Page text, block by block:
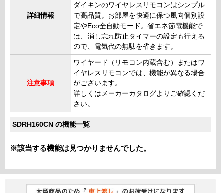
詳細情報
ダイキンのワイヤレスリモコンはシンプル
で高品質。お部屋を快適に保つ風向個別設
定やEco全自動モード。省エネ節電機能で
は、消し忘れ防止タイマーの設定も行える
ので、電気代の無駄を省きます。
注意事項
ワイヤード（リモコン内蔵含む）またはワ
イヤレスリモコンでは、機能が異なる場合
がございます。
詳しくはメーカーカタログよりご確認くだ
さい。
SDRH160CN の機能一覧
※該当する機能は見つかりませんでした。